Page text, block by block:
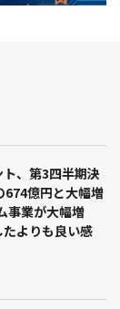
、第3四半期決
674億円と大幅増
事業が大幅増
よりも良い感